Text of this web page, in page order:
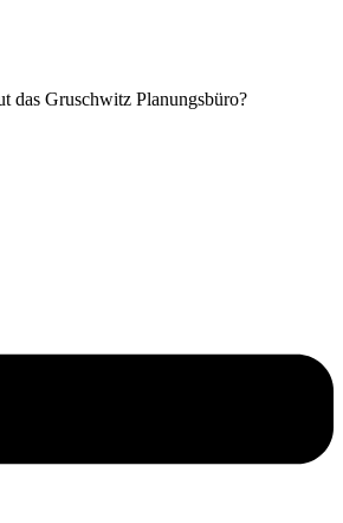
das Gruschwitz Planungsbüro?